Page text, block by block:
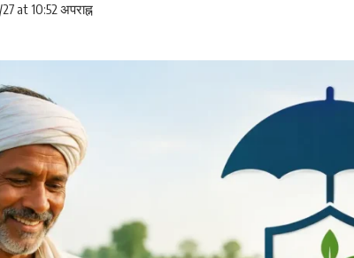
at 10:52 अपराह्न